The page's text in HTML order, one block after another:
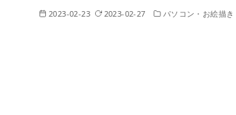
2023-02-23 2023-02-27 パソコン・お絵描き